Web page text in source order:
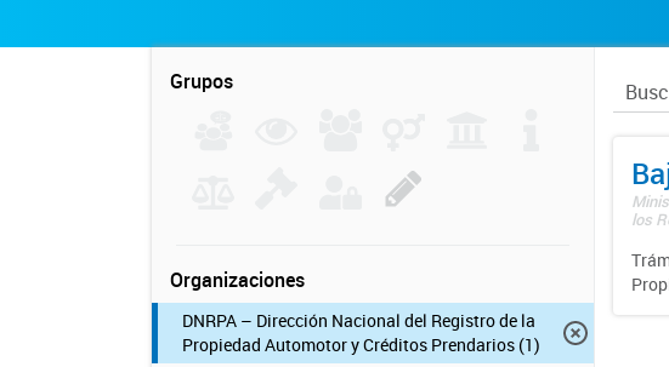
Grupos
Organizaciones
DNRPA – Dirección Nacional del Registro de la
Propiedad Automotor y Créditos Prendarios (1)
los